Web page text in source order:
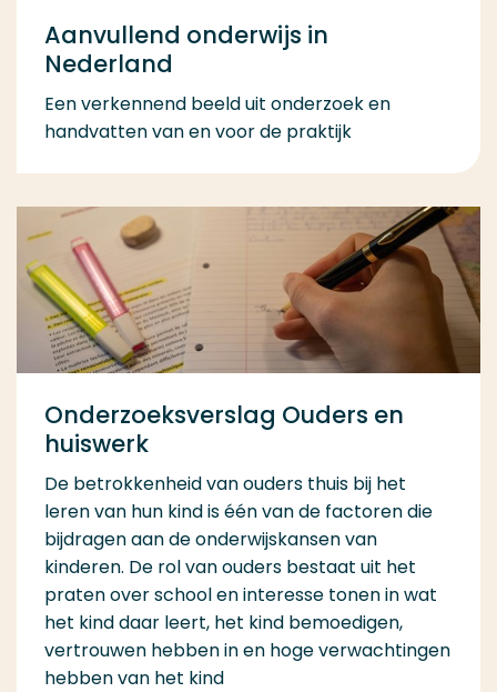
Aanvullend onderwijs in
Nederland
Een verkennend beeld uit onderzoek en
handvatten van en voor de praktijk
Onderzoeksverslag Ouders en
huiswerk
De betrokkenheid van ouders thuis bij het
leren van hun kind is één van de factoren die
bijdragen aan de onderwijskansen van
kinderen. De rol van ouders bestaat uit het
praten over school en interesse tonen in wat
het kind daar leert, het kind bemoedigen,
vertrouwen hebben in en hoge verwachtingen
hebben van het kind